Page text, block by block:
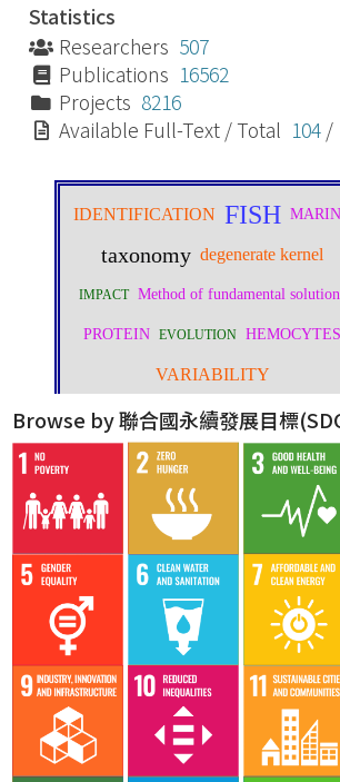
Statistics
Researchers 507
Publications 16562
Projects 8216
Available Full-Text / Total 104 /
Browse by 聯合國永續發展目標